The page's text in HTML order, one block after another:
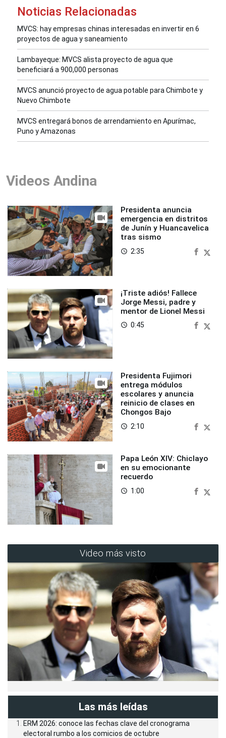
Noticias Relacionadas
MVCS: hay empresas chinas interesadas en invertir en 6
proyectos de agua y saneamiento
Lambayeque: MVCS alista proyecto de agua que
beneficiará a 900,000 personas
MVCS anunció proyecto de agua potable para Chimbote y
Nuevo Chimbote
MVCS entregará bonos de arrendamiento en Apurímac,
Puno y Amazonas
Videos Andina
Presidenta anuncia
emergencia en distritos
de Junín y Huancavelica
tras sismo
access_time 2:35
¡Triste adiós! Fallece
Jorge Messi, padre y
mentor de Lionel Messi
access_time 0:45
Presidenta Fujimori
entrega módulos
escolares y anuncia
reinicio de clases en
Chongos Bajo
access_time 2:10
Papa León XIV: Chiclayo
en su emocionante
recuerdo
access_time 1:00
Video más visto
Las más leídas
ERM 2026: conoce las fechas clave del cronograma
electoral rumbo a los comicios de octubre